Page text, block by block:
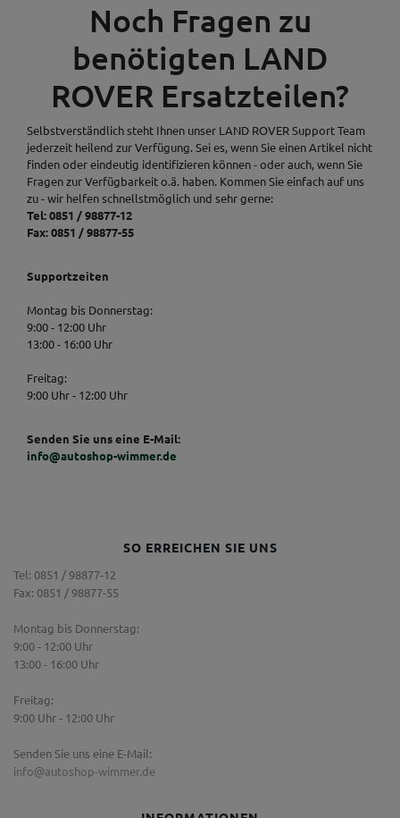
Noch Fragen zu
benötigten LAND
ROVER Ersatzteilen?
Selbstverständlich steht Ihnen unser LAND ROVER Support Team
jederzeit heilend zur Verfügung. Sei es, wenn Sie einen Artikel nicht
finden oder eindeutig identifizieren können - oder auch, wenn Sie
Fragen zur Verfügbarkeit o.ä. haben. Kommen Sie einfach auf uns
zu - wir helfen schnellstmöglich und sehr gerne:
Tel: 0851 / 98877-12
Fax: 0851 / 98877-55
Supportzeiten
Montag bis Donnerstag:
9:00 - 12:00 Uhr
13:00 - 16:00 Uhr
Freitag:
9:00 Uhr - 12:00 Uhr
Senden Sie uns eine E-Mail:
info@autoshop-wimmer.de
SO ERREICHEN SIE UNS
Tel: 0851 / 98877-12
Fax: 0851 / 98877-55
Montag bis Donnerstag:
9:00 - 12:00 Uhr
13:00 - 16:00 Uhr
Freitag:
9:00 Uhr - 12:00 Uhr
Senden Sie uns eine E-Mail:
info@autoshop-wimmer.de